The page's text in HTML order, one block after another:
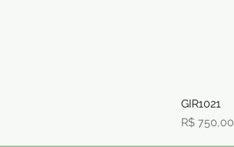
GIR1021
Preço
R$ 750,00